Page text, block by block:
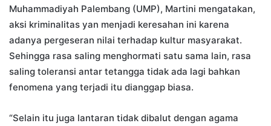
Muhammadiyah Palembang (UMP), Martini mengatakan,
aksi kriminalitas yan menjadi keresahan ini karena
adanya pergeseran nilai terhadap kultur masyarakat.
Sehingga rasa saling menghormati satu sama lain, rasa
saling toleransi antar tetangga tidak ada lagi bahkan
fenomena yang terjadi itu dianggap biasa.
“Selain itu juga lantaran tidak dibalut dengan agama